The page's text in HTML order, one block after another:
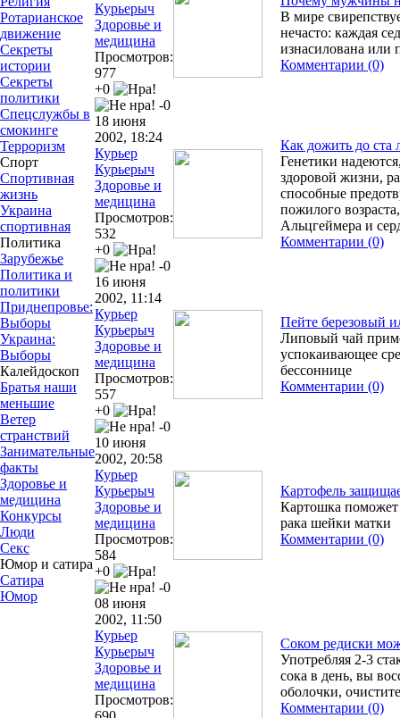
Ротарианское
движение
Секреты
истории
Секреты
политики
Спецслужбы в
смокинге
Терроризм
Спорт
Спортивная
жизнь
Украина
спортивная
Политика
Зарубежье
Политика и
политики
Приднепровье:
Выборы
Украина:
Выборы
Калейдоскоп
Братья наши
меньшие
Ветер
странствий
Занимательные
факты
Здоровье и
медицина
Конкурсы
Люди
Секс
Юмор и сатира
Сатира
Юмор
Курьерыч
Здоровье и
медицина
Просмотров:
977
+0
-0
В мире
нечасто: каждая
изнасилована или
Комментарии (0)
18 июня
2002, 18:24
Курьер
Курьерыч
Здоровье и
медицина
Просмотров:
532
+0
-0
Как дожить до ста
Генетики
здоровой жизни,
способные
пожилого
Альцгеймера и
Комментарии (0)
16 июня
2002, 11:14
Курьер
Курьерыч
Здоровье и
медицина
Просмотров:
557
+0
-0
Пейте березовый
Липовый чай
успокаивающее
бессоннице
Комментарии (0)
10 июня
2002, 20:58
Курьер
Курьерыч
Здоровье и
медицина
Просмотров:
584
+0
-0
Картофель
Картошка поможет
рака шейки матки
Комментарии (0)
08 июня
2002, 11:50
Курьер
Курьерыч
Здоровье и
медицина
Просмотров:
Соком редиски
Употребляя 2-3
сока в день, вы
оболочки,
Комментарии (0)